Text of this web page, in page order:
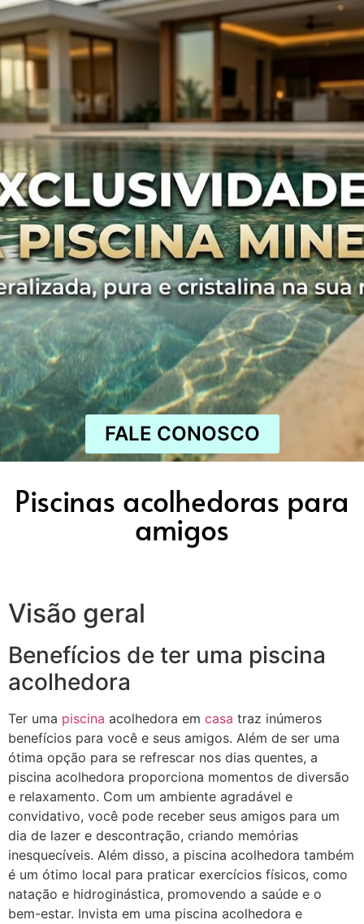
FALE CONOSCO
Piscinas acolhedoras para
amigos
Visão geral
Benefícios de ter uma piscina
acolhedora
Ter uma piscina acolhedora em casa traz inúmeros
benefícios para você e seus amigos. Além de ser uma
ótima opção para se refrescar nos dias quentes, a
piscina acolhedora proporciona momentos de diversão
e relaxamento. Com um ambiente agradável e
convidativo, você pode receber seus amigos para um
dia de lazer e descontração, criando memórias
inesquecíveis. Além disso, a piscina acolhedora também
é um ótimo local para praticar exercícios físicos, como
natação e hidroginástica, promovendo a saúde e o
bem-estar. Invista em uma piscina acolhedora e